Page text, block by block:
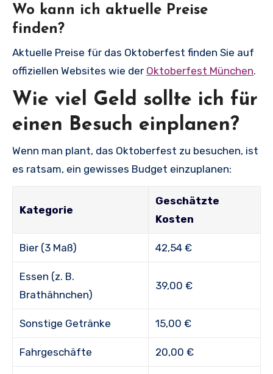
Wo kann ich aktuelle Preise
finden?
Aktuelle Preise für das Oktoberfest finden Sie auf
offiziellen Websites wie der Oktoberfest München.
Wie viel Geld sollte ich für
einen Besuch einplanen?
Wenn man plant, das Oktoberfest zu besuchen, ist
es ratsam, ein gewisses Budget einzuplanen:
Kategorie
Geschätzte
Kosten
Bier (3 Maß) 42,54 €
Essen (z. B.
Brathähnchen)
39,00 €
Sonstige Getränke 15,00 €
Fahrgeschäfte 20,00 €